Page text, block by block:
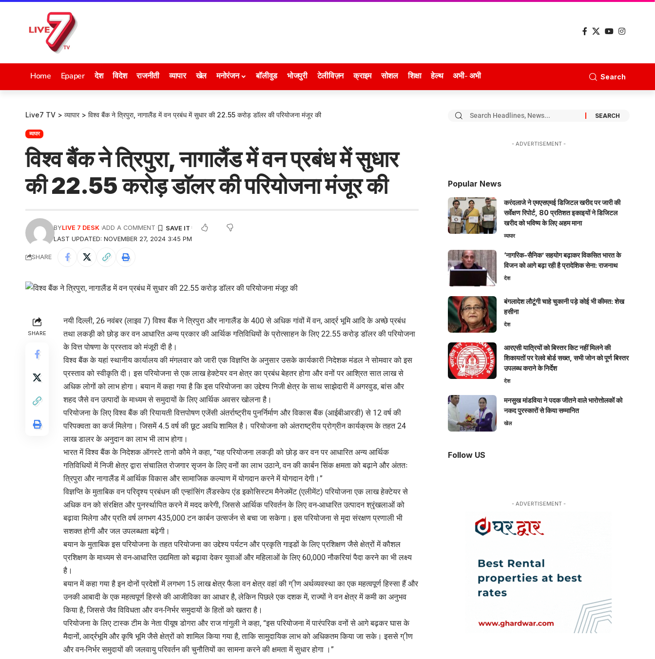
Home Epaper देश विदेश राजनीती व्यापार खेल मनोरंजन बॉलीवुड भोजपुरी टेलीविज़न क्राइम सोशल शिक्षा हेल्थ अभी- अभी Search
Live7 TV > व्यापार> विश्व बैंक ने त्रिपुरा, नागालैंड में वन प्रबंध में सुधार की 22.55 करोड़ डाॅलर की परियोजना मंजूर की
व्यापार
विश्व बैंक ने त्रिपुरा, नागालैंड में वन प्रबंध में सुधार
की 22.55 करोड़ डाॅलर की परियोजना मंजूर की
LAST UPDATED: NOVEMBER 27, 2024 3:45 PM
BYLIVE 7 DESK ADD A COMMENT
SHARE
SHARE
नयी दिल्ली, 26 नवंबर (लाइव 7) विश्व बैंक ने त्रिपुरा और नागालैंड के 400 से अधिक गांवों में वन, आर्द्र भूमि आदि के अच्छे प्रबंध
तथा लकड़ी को छोड़ कर वन आधारित अन्य प्रकार की आर्थिक गतिविधियों के प्रोत्साहन के लिए 22.55 करोड़ डॉलर की परियोजना
के वित्त पोषणा के प्रस्ताव को मंजूरी दी है।
विश्व बैंक के यहां स्थानीय कार्यालय की मंगलवार को जारी एक विज्ञप्ति के अनुसार उसके कार्यकारी निदेशक मंडल ने सोमवार को इस
प्रस्ताव को स्वीकृति दी। इस परियोजना से एक लाख हेक्टेयर वन क्षेत्र का प्रबंध बेहतर होगा और वनों पर आश्रित सात लाख से
अधिक लोगों को लाभ होगा। बयान में कहा गया है कि इस परियोजना का उद्देश्य निजी क्षेत्र के साथ साझेदारी में अगरवुड, बांस और
शहद जैसे वन उत्पादों के माध्यम से समुदायों के लिए आर्थिक अवसर खोलना है।
परियोजना के लिए विश्व बैंक की रियायती वित्तपोषण एजेंसी अंतर्राष्ट्रीय पुनर्निर्माण और विकास बैंक (आईबीआरडी) से 12 वर्ष की
परिपक्वता का कर्ज मिलेगा। जिसमें 4.5 वर्ष की छूट अवधि शामिल है। परियोजना को अंतराष्ट्रीय प्रोग्रीन कार्यक्रम के तहत 24
लाख डालर के अनुदान का लाभ भी लाभ होगा।
भारत में विश्व बैंक के निदेशक ऑगस्टे तानो कौमे ने कहा, “यह परियोजना लकड़ी को छोड़ कर वन पर आधारित अन्य आर्थिक
गतिविधियों में निजी क्षेत्र द्वारा संचालित रोजगार सृजन के लिए वनों का लाभ उठाने, वन की कार्बन सिंक क्षमता को बढ़ाने और अंततः
त्रिपुरा और नागालैंड में आर्थिक विकास और सामाजिक कल्याण में योगदान करने में योगदान देगी।”
विज्ञप्ति के मुताबिक वन परिदृश्य प्रबंधन की एन्हांसिंग लैंडस्केप एंड इकोसिस्टम मैनेजमेंट (एलीमेंट) परियोजना एक लाख हेक्टेयर से
अधिक वन को संरक्षित और पुनर्स्थापित करने में मदद करेगी, जिससे आर्थिक परिवर्तन के लिए वन-आधारित उत्पादन श्रृंखलाओं को
बढ़ावा मिलेगा और प्रति वर्ष लगभग 435,000 टन कार्बन उत्सर्जन से बचा जा सकेगा। इस परियोजना से मृदा संरक्षण प्रणाली भी
सशक्त होगी और जल उपलब्धता बढ़ेगी।
बयान के मुताबिक इस परियोजना के तहत परियोजना का उद्देश्य पर्यटन और प्रकृति गाइडों के लिए प्रशिक्षण जैसे क्षेत्रों में कौशल
प्रशिक्षण के माध्यम से वन-आधारित उद्यमिता को बढ़ावा देकर युवाओं और महिलाओं के लिए 60,000 नौकरियां पैदा करने का भी लक्ष्य
है।
बयान में कहा गया है इन दोनों प्रदेशों में लगभग 15 लाख क्षेत्र फैला वन क्षेत्र वहां की ग् ीण अर्थव्यवस्था का एक महत्वपूर्ण हिस्सा हैं और
उनकी आबादी के एक महत्वपूर्ण हिस्से की आजीविका का आधार है, लेकिन पिछले एक दशक में, राज्यों ने वन क्षेत्र में कमी का अनुभव
किया है, जिससे जैव विविधता और वन-निर्भर समुदायों के हितों को खतरा है।
परियोजना के लिए टास्क टीम के नेता पीयूष डोगरा और राज गांगुली ने कहा, “इस परियोजना में पारंपरिक वनों से आगे बढ़कर घास के
मैदानों, आर्द्रभूमि और कृषि भूमि जैसे क्षेत्रों को शामिल किया गया है, ताकि सामुदायिक लाभ को अधिकतम किया जा सके। इससे ग् ीण
और वन-निर्भर समुदायों की जलवायु परिवर्तन की चुनौतियों का सामना करने की क्षमता में सुधार होगा ।”
- ADVERTISEMENT -
Popular News
करंदलाजे ने एमएसएमई डिजिटल खरीद पर जारी की
सर्वेक्षण रिपोर्ट, 80 प्रतिशत इकाइयों ने डिजिटल
खरीद को भविष्य के लिए अहम माना
व्यापार
‘नागरिक-सैनिक’ सहयोग बढ़ाकर विकसित भारत के
विजन को आगे बढ़ा रही है प्रादेशिक सेना: राजनाथ
देश
बंगलादेश लौटूंगी चाहे चुकानी पड़े कोई भी कीमत: शेख
हसीना
देश
आरएसी यात्रियों को बिस्तर किट नहीं मिलने की
शिकायतों पर रेलवे बोर्ड सख्त, सभी जोन को पूर्ण बिस्तर
उपलब्ध कराने के निर्देश
देश
मनसुख मांडविया ने पदक जीतने वाले भारोत्तोलकों को
नकद पुरस्कारों से किया सम्मानित
खेल
Follow US
- ADVERTISEMENT -